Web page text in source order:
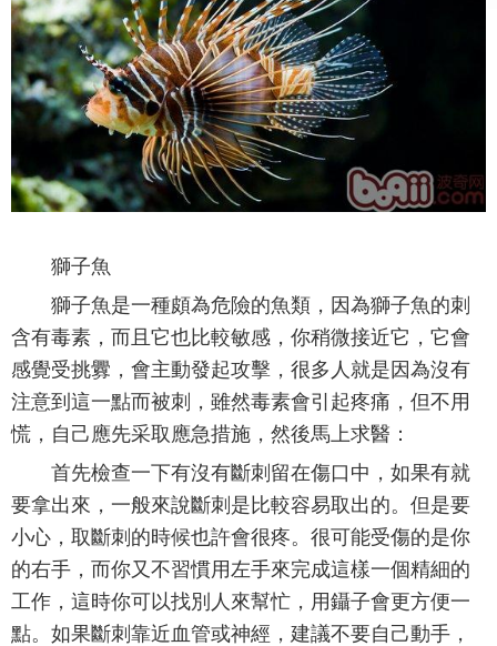
獅子魚
獅子魚是一種頗為危險的魚類，因為獅子魚的刺
含有毒素，而且它也比較敏感，你稍微接近它，它會
感覺受挑釁，會主動發起攻擊，很多人就是因為沒有
注意到這一點而被刺，雖然毒素會引起疼痛，但不用
慌，自己應先采取應急措施，然後馬上求醫：
首先檢查一下有沒有斷刺留在傷口中，如果有就
要拿出來，一般來說斷刺是比較容易取出的。但是要
小心，取斷刺的時候也許會很疼。很可能受傷的是你
的右手，而你又不習慣用左手來完成這樣一個精細的
工作，這時你可以找別人來幫忙，用鑷子會更方便一
點。如果斷刺靠近血管或神經，建議不要自己動手，